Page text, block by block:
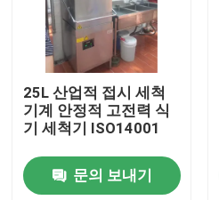
홈
25L 산업적 접시 세척
기계 안정적 고전력 식
기 세척기 ISO14001
문의 보내기